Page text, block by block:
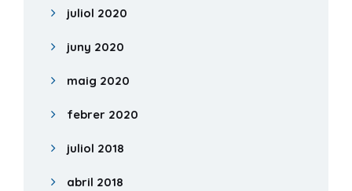
juliol 2020
juny 2020
maig 2020
febrer 2020
juliol 2018
abril 2018